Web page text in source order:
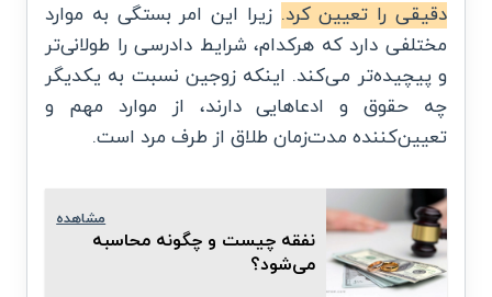
دقیقی را تعیین کرد. زیرا این امر بستگی به موارد
مختلفی دارد که هرکدام، شرایط دادرسی را طولانی‌تر
و پیچیده‌تر می‌کند. اینکه زوجین نسبت به یکدیگر
چه حقوق و ادعاهایی دارند، از موارد مهم و
تعیین‌کننده مدت‌زمان طلاق از طرف مرد است.
مشاهده
نفقه چیست و چگونه محاسبه
می‌شود؟